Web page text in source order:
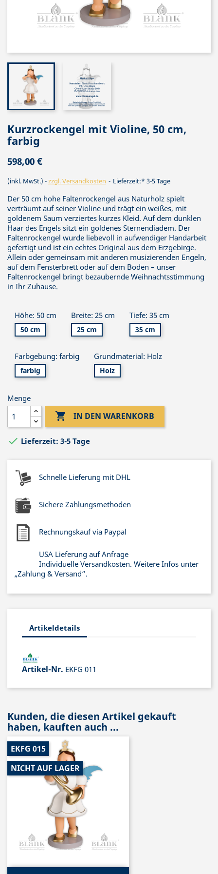
Kurzrockengel mit Violine, 50 cm,
farbig
598,00 €
(inkl. MwSt.) zzgl. Versandkosten Lieferzeit:* 3-5 Tage
Der 50 cm hohe Faltenrockengel aus Naturholz spielt
verträumt auf seiner Violine und trägt ein weißes, mit
goldenem Saum verziertes kurzes Kleid. Auf dem dunklen
Haar des Engels sitzt ein goldenes Sternendiadem. Der
Faltenrockengel wurde liebevoll in aufwendiger Handarbeit
gefertigt und ist ein echtes Original aus dem Erzgebirge.
Allein oder gemeinsam mit anderen musizierenden Engeln,
auf dem Fensterbrett oder auf dem Boden – unser
Faltenrockengel bringt bezaubernde Weihnachtsstimmung
in Ihr Zuhause.
Höhe: 50 cm
50 cm
Breite: 25 cm
25 cm
Tiefe: 35 cm
35 cm
Farbgebung: farbig
farbig
Grundmaterial: Holz
Holz
Menge
 IN DEN WARENKORB
 Lieferzeit: 3-5 Tage
Schnelle Lieferung mit DHL
Sichere Zahlungsmethoden
Rechnungskauf via Paypal
USA Lieferung auf Anfrage
Individuelle Versandkosten. Weitere Infos unter
„Zahlung & Versand“.
Artikeldetails
Artikel-Nr. EKFG 011
Kunden, die diesen Artikel gekauft
haben, kauften auch ...
EKFG 015
NICHT AUF LAGER